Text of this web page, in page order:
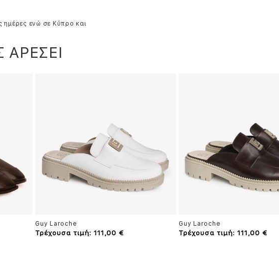
ημέρες ενώ σε Κύπρο και
Guy Laroche
Τρέχουσα τιμή: 111,00 €
Guy Laroche
Τρέχουσα τιμή: 111,00 €